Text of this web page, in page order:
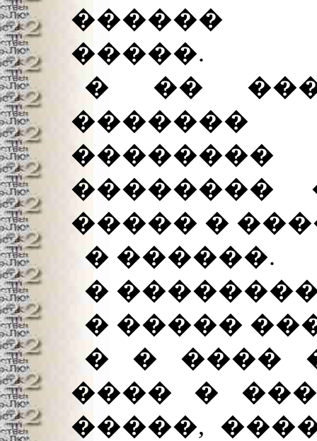
������
�����.
� ��
��������
����� �
� ������.
�
� �����
� � ����
���� �
�����,